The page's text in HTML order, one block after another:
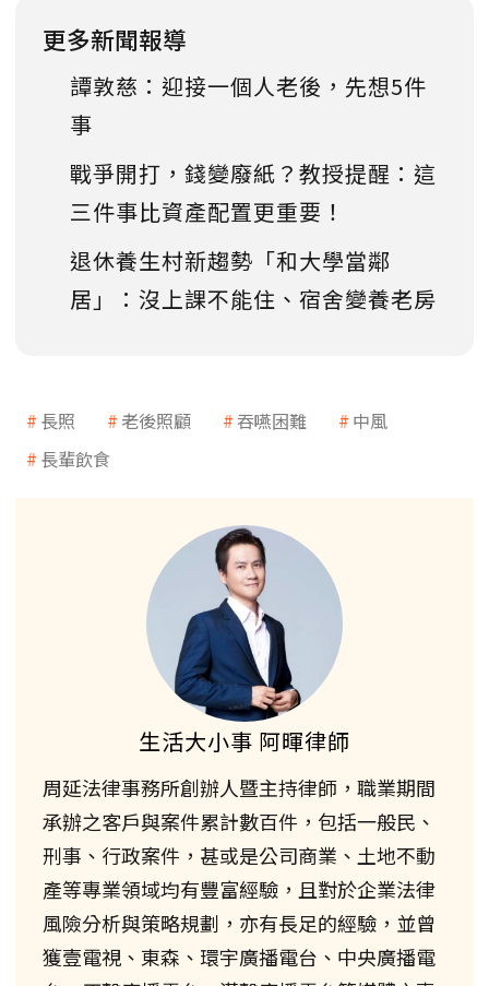
更多新聞報導
譚敦慈：迎接一個人老後，先想5件
事
戰爭開打，錢變廢紙？教授提醒：這
三件事比資產配置更重要！
退休養生村新趨勢「和大學當鄰
居」：沒上課不能住、宿舍變養老房
長照 老後照顧 吞嚥困難
中風
長輩飲食
生活大小事 阿暉律師
周延法律事務所創辦人暨主持律師，職業期間
承辦之客戶與案件累計數百件，包括一般民、
刑事、行政案件，甚或是公司商業、土地不動
產等專業領域均有豐富經驗，且對於企業法律
風險分析與策略規劃，亦有長足的經驗，並曾
獲壹電視、東森、環宇廣播電台、中央廣播電